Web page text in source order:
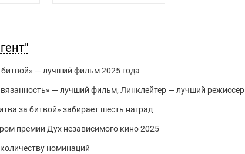
— лучший фильм 2025 года
— лучший фильм, Линклейтер — лучший режиссер
за битвой» забирает шесть наград
премии Дух независимого кино 2025
номинаций